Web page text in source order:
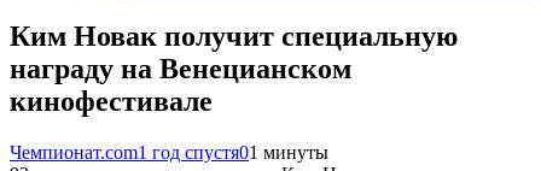
Ким Новак получит специальную
награду на Венецианском
кинофестивале
Чемпионат.com1 год спустя01 минуты